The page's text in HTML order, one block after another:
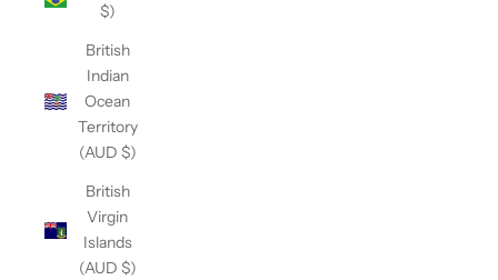
$)
British
Indian
Ocean
Territory
(AUD $)
British
Virgin
Islands
(AUD $)